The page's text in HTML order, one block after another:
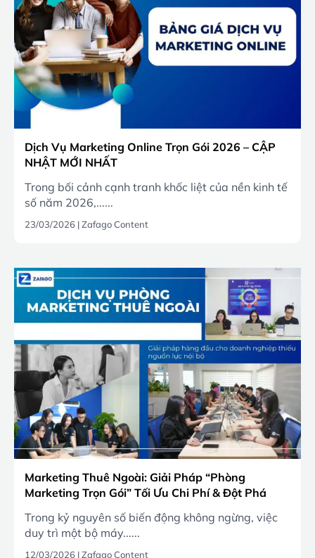
Dịch Vụ Marketing Online Trọn Gói 2026 – CẬP
NHẬT MỚI NHẤT
Trong bối cảnh cạnh tranh khốc liệt của nền kinh tế
số năm 2026,......
23/03/2026 |Zafago Content
Marketing Thuê Ngoài: Giải Pháp “Phòng
Marketing Trọn Gói” Tối Ưu Chi Phí & Đột Phá
Trong kỷ nguyên số biến động không ngừng, việc
duy trì một bộ máy......
12/03/2026 |Zafago Content